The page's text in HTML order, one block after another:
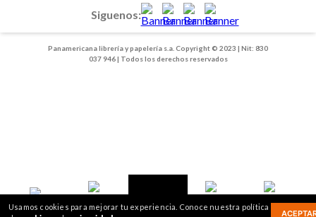
Usamos cookies para mejorar tu experiencia. Conoce nuestra política
Inicio
Panamericana librería y papelería s.a. Copyright © 2023 | Nit: 830
037 946 | Todos los derechos reservados
Siguenos:
2